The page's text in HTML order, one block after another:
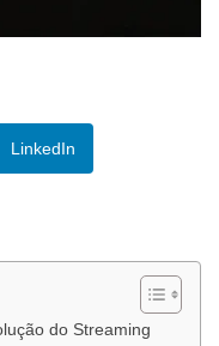
LinkedIn
do Streaming